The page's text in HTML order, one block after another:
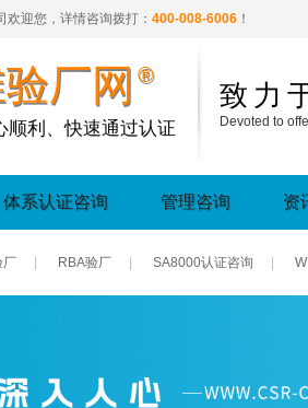
迎您，详情咨询拨打： 400-008-6006 ！
厂网 ®
顺利、快速通过认证
致力
Devoted to
体系认证咨询 管理咨询 资
厂 RBA验厂 SA8000认证咨询